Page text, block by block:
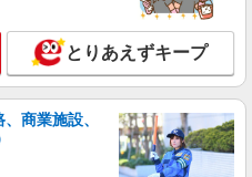
円〜300000円（経験・能力によ
6か月・時給1500円〜 ※残業代支
規定あり） ゜+゜・。
○。・゜+゜ 入社祝い金10万円支
○。・゜+゜・。○。・゜+゜
南区の家電量販店
詳細を見る
とりあえずキープ
商業施設、